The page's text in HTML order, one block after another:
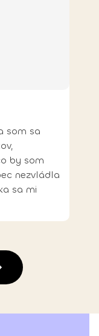
som sa
by som
nezvládla
sa mi